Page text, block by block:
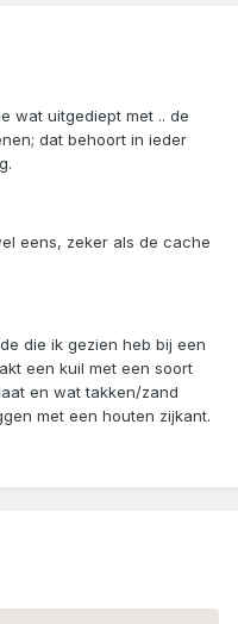
wat uitgediept met .. de
dat behoort in ieder
eens, zeker als de cache
die ik gezien heb bij een
een kuil met een soort
en wat takken/zand
met een houten zijkant.